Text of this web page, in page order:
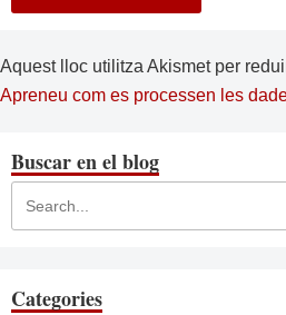
Aquest lloc utilitza Akismet per
Apreneu com es processen les
Buscar en el blog
Categories